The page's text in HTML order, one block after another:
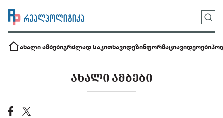
ახალი ამბებიგრძლად საკითხავიდეზინფორმაციავიდეოები
ᲐᲮᲐᲚᲘ ᲐᲛᲑᲔᲑᲘ